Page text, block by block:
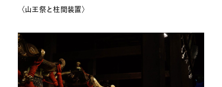
〈山王祭と柱間装置〉